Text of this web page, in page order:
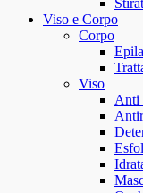
Viso e Corpo
Corpo
Viso
Anti